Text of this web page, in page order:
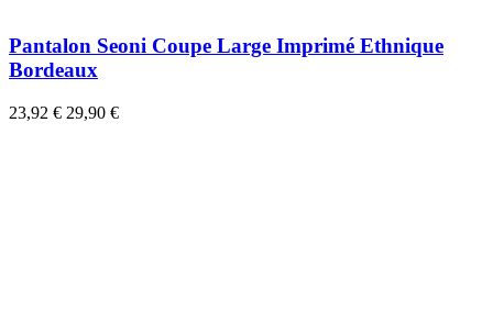
Pantalon Seoni Coupe Large Imprimé Ethnique
Bordeaux
23,92 € 29,90 €